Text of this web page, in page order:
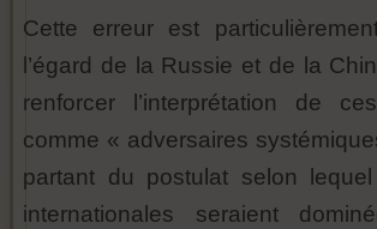
Cette erreur est
l’égard de la Russie et de la
renforcer l’interprétation de
comme « adversaires
partant du postulat selon
internationales seraient